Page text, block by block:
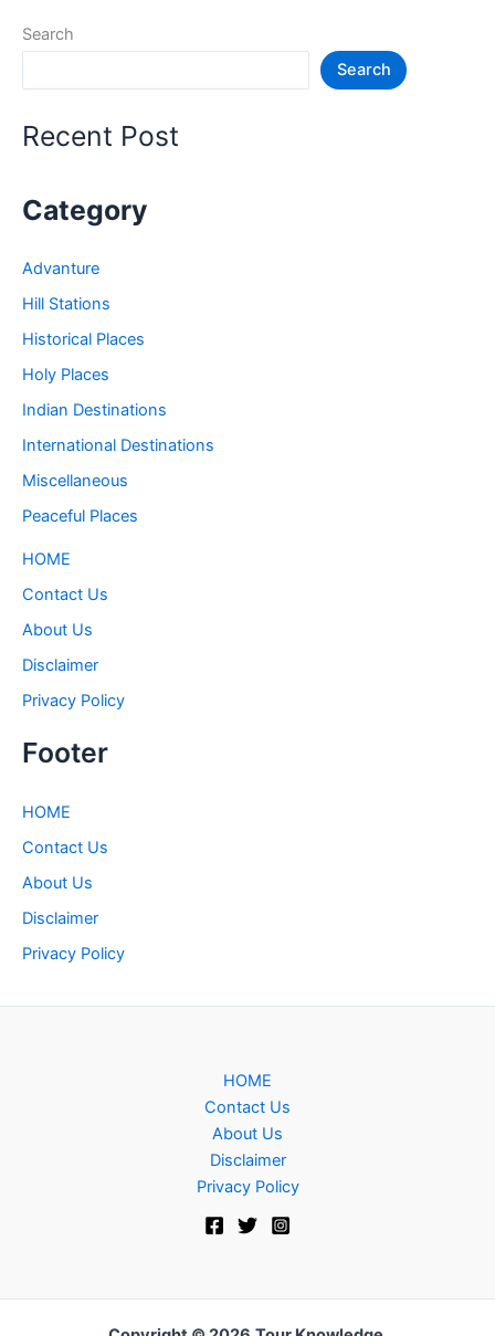
जगह
in
Search
Search
Recent Post
Category
Advanture
Hill Stations
Historical Places
Holy Places
Indian Destinations
International Destinations
Miscellaneous
Peaceful Places
HOME
Contact Us
About Us
Disclaimer
Privacy Policy
Footer
HOME
Contact Us
About Us
Disclaimer
Privacy Policy
HOME
Contact Us
About Us
Disclaimer
Privacy Policy